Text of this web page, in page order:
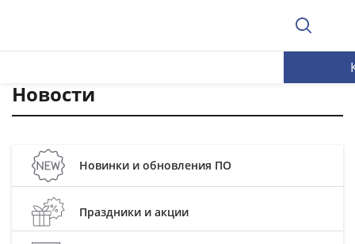
Новости
Новинки и обновления ПО
Праздники и акции